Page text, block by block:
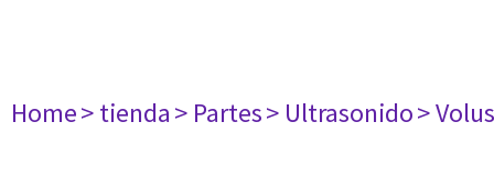
Home> tienda> Partes> Ultrasonido>